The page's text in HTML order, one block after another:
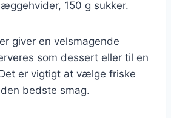
150 g sukker.
giver en velsmagende
som dessert eller til en
er vigtigt at vælge friske
bedste smag.